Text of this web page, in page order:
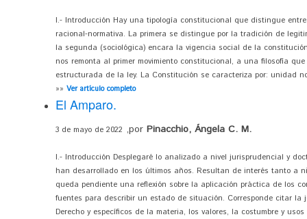
I.- Introducción Hay una tipología constitucional que distingue
racional-normativa. La primera se distingue por la tradición de
la segunda (sociológica) encara la vigencia social de la
nos remonta al primer movimiento constitucional, a una filosofía
estructurada de la ley. La Constitución se caracteriza por: unidad
»» Ver artículo completo
El Amparo.
3 de mayo de 2022 ,por Pinacchio, Ángela C. M.
I.- Introducción Desplegaré lo analizado a nivel jurisprudencial y
han desarrollado en los últimos años. Resultan de interés tanto a
queda pendiente una reflexión sobre la aplicación práctica de los
fuentes para describir un estado de situación. Corresponde citar
Derecho y específicos de la materia, los valores, la costumbre y